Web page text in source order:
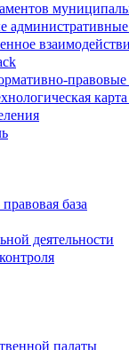
правовые
база
деятельности
палаты